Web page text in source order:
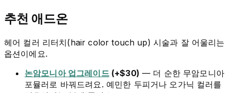
추천 애드온
헤어 컬러 리터치(hair color touch up) 시술과 잘 어울리는
옵션이에요.
논암모니아 업그레이드(+$30) — 더 순한 무암모니아
포뮬러로 바꿔드려요. 예민한 두피거나 오가닉 컬러를